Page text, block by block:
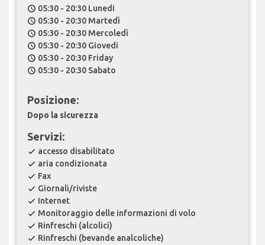
schedule 05:30 - 20:30 Lunedi
schedule 05:30 - 20:30 Martedì
schedule 05:30 - 20:30 Mercoledì
schedule 05:30 - 20:30 Giovedi
schedule 05:30 - 20:30 Friday
schedule 05:30 - 20:30 Sabato
Posizione:
Dopo la sicurezza
Servizi:
check accesso disabilitato
check aria condizionata
check Fax
check Giornali/riviste
check Internet
check Monitoraggio delle informazioni di volo
check Rinfreschi (alcolici)
check Rinfreschi (bevande analcoliche)